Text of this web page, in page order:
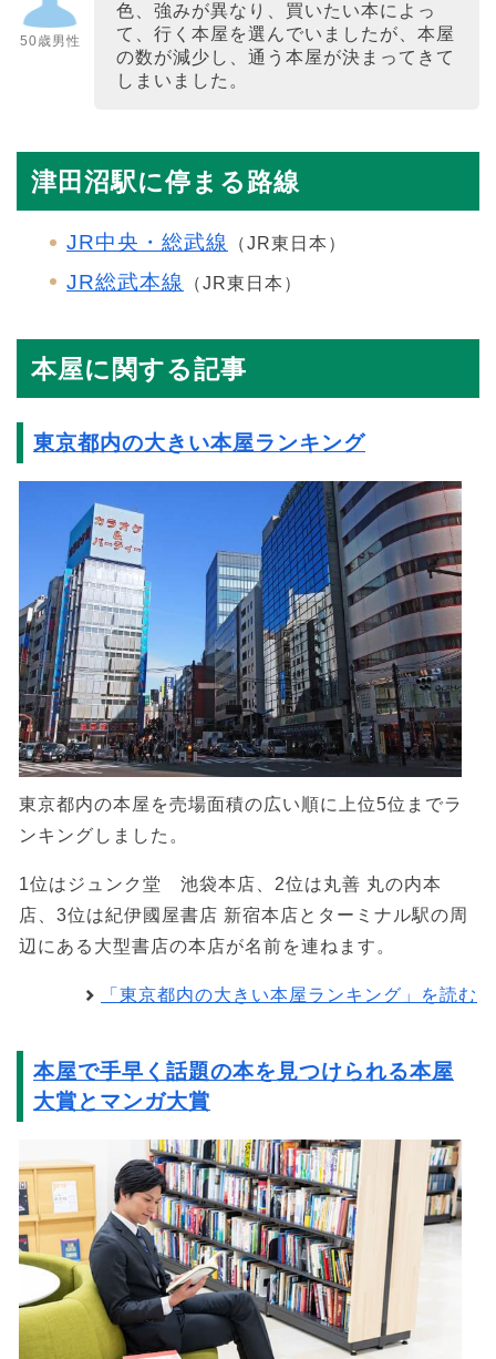
50歳男性
色、強みが異なり、買いたい本によっ
て、行く本屋を選んでいましたが、本屋
の数が減少し、通う本屋が決まってきて
しまいました。
津田沼駅に停まる路線
JR中央・総武線 （JR東日本）
JR総武本線 （JR東日本）
本屋に関する記事
東京都内の大きい本屋ランキング
東京都内の本屋を売場面積の広い順に上位5位までラ
ンキングしました。
1位はジュンク堂 池袋本店、2位は丸善 丸の内本
店、3位は紀伊國屋書店 新宿本店とターミナル駅の周
辺にある大型書店の本店が名前を連ねます。
「東京都内の大きい本屋ランキング」を読む
本屋で手早く話題の本を見つけられる本屋
大賞とマンガ大賞